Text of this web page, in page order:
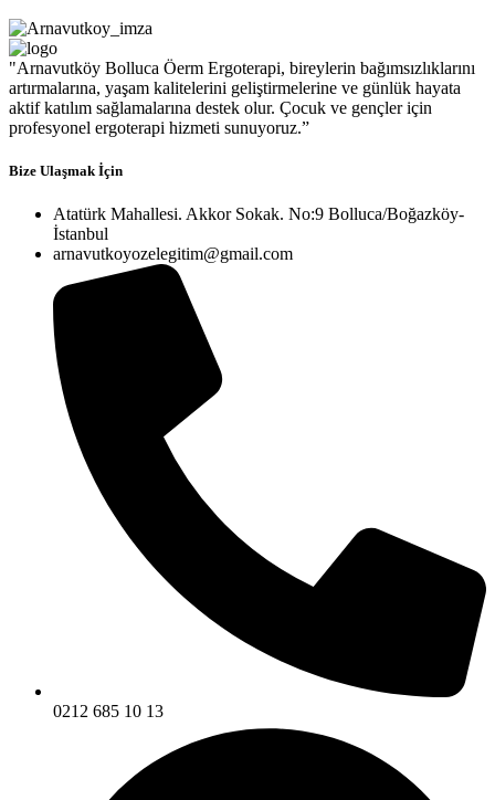
"Arnavutköy Bolluca Öerm Ergoterapi, bireylerin bağımsızlıklarını
artırmalarına, yaşam kalitelerini geliştirmelerine ve günlük hayata
aktif katılım sağlamalarına destek olur. Çocuk ve gençler için
profesyonel ergoterapi hizmeti sunuyoruz.”
Bize Ulaşmak İçin
Atatürk Mahallesi. Akkor Sokak. No:9 Bolluca/Boğazköy-
İstanbul
arnavutkoyozelegitim@gmail.com
0212 685 10 13